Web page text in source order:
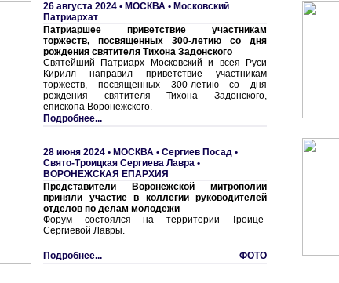
26 августа 2024 • МОСКВА • Московский
Патриархат
Патриаршее приветствие участникам
торжеств, посвященных 300-летию со дня
рождения святителя Тихона Задонского
Святейший Патриарх Московский и всея Руси
Кирилл направил приветствие участникам
торжеств, посвященных 300-летию со дня
рождения святителя Тихона Задонского,
епископа Воронежского.
Подробнее...
28 июня 2024 • МОСКВА • Сергиев Посад •
Свято-Троицкая Сергиева Лавра •
ВОРОНЕЖСКАЯ ЕПАРХИЯ
Представители Воронежской митрополии
приняли участие в коллегии руководителей
отделов по делам молодежи
Форум состоялся на территории Троице-
Сергиевой Лавры.
Подробнее... ФОТО